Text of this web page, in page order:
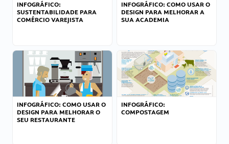
INFOGRÁFICO:
SUSTENTABILIDADE PARA
COMÉRCIO VAREJISTA
INFOGRÁFICO: COMO USAR O
DESIGN PARA MELHORAR A
SUA ACADEMIA
INFOGRÁFICO: COMO USAR O
DESIGN PARA MELHORAR O
SEU RESTAURANTE
INFOGRÁFICO:
COMPOSTAGEM